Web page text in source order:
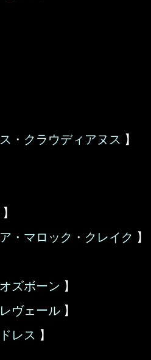
・クラウディアヌス 】
】
・マロック・クレイク 】
ズボーン 】
ヴェール 】
レス 】